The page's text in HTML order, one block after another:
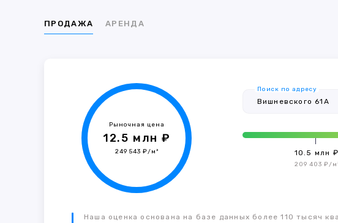
ПРОДАЖА АРЕНДА
Рыночная цена
12.5 млн ₽
249 543 ₽/м²
Поиск по адресу
10.5 млн ₽
209 403 ₽/
Наша оценка основана на базе данных более 110 тысяч